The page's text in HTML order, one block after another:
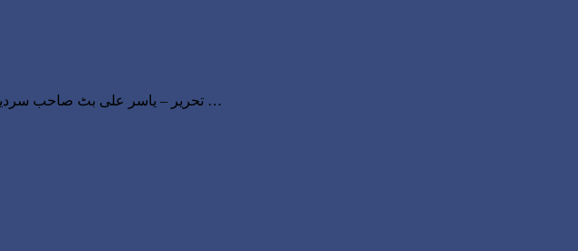
تحریر – یاسر علی بٹ صاحب سردیوں میں کبوتروں کے لیے دانہ کی مقدار بچے پالتے کبوتروں کو صبح ، شام دو وقت 60 سے 90 گرام فی جوڑا کے …